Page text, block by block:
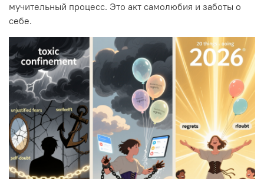
мучительный процесс. Это акт самолюбия и заботы о
себе.